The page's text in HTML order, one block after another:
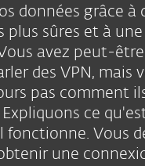
données grâce à
plus sûres et à
avez peut-
des VPN, mais
pas comment
ce
fonctionne. Vous
une